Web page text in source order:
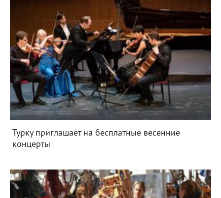
Турку приглашает на бесплатные весенние
концерты